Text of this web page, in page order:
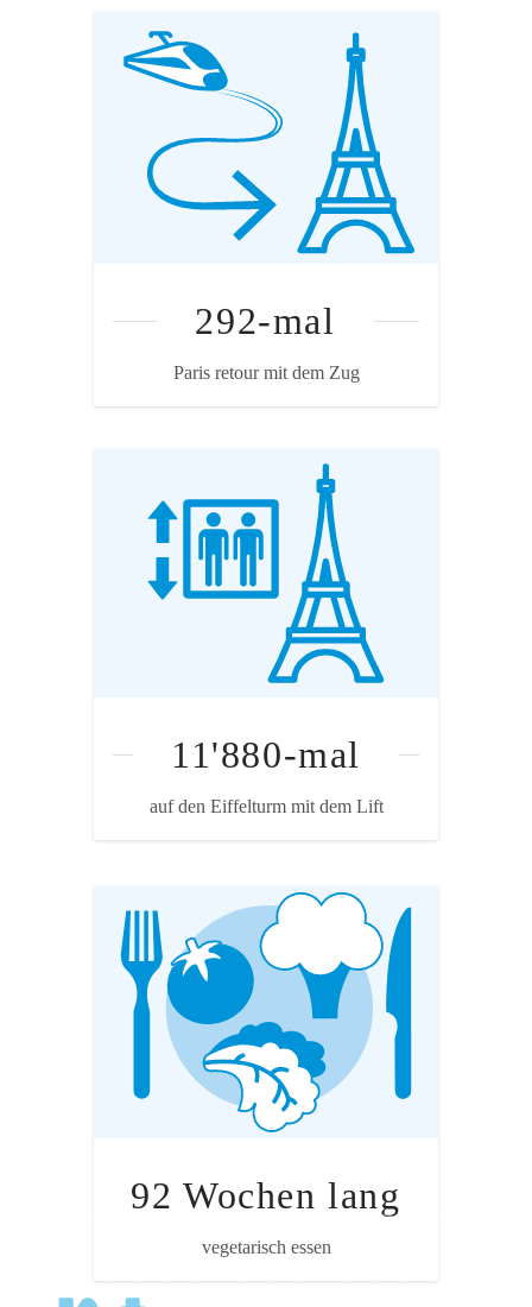
292-mal
Paris retour mit dem Zug
Annahme
Fernreisezug mit durchschnittlicher
Auslastung von 392 Personen. Zugtyp
durchschnittlich, 650 km pro Weg.
Quelle: Treeze/ecoinvent
11'880-mal
auf den Eiffelturm mit dem Lift
Annahme
Mittlerer Wert der Verbrauchsangaben
(Abwärtsfahrten fallen nicht ins
Gewicht).
Quelle: Kant. Energiefachstellen:
energie-
umwelt.ch
92 Wochen lang
vegetarisch essen
Annahme
Alles ausser Fleisch/Fisch (ovo-lakto-
vegetarisch) inklusive Produktion,
Abfälle, Transport etc.
Service 2015 i.A. WWF Schweiz